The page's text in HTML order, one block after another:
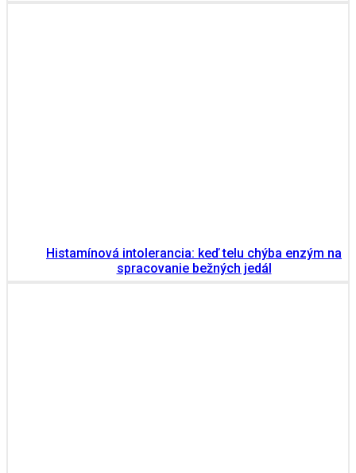
Histamínová intolerancia: keď telu chýba enzým na
spracovanie bežných jedál